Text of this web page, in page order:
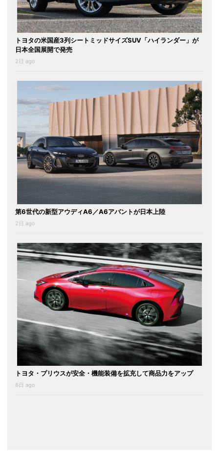
トヨタの米国産3列シートミッドサイズSUV「ハイランダー」が
日本全国展開で発売
2日 ago
第6世代の新型アウディA6／A6アバントが日本上陸
2日 ago
トヨタ・プリウスが安全・機能装備を拡充して商品力をアップ
6日 ago